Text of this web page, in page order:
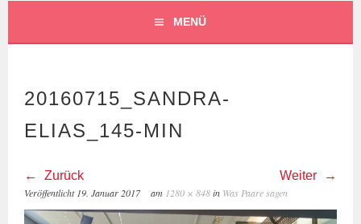
MENÜ
20160715_SANDRA-
ELIAS_145-MIN
Zurück Weiter
Veröffentlicht 19. Januar 2017 am 1280 × 848in Was Paare sagen